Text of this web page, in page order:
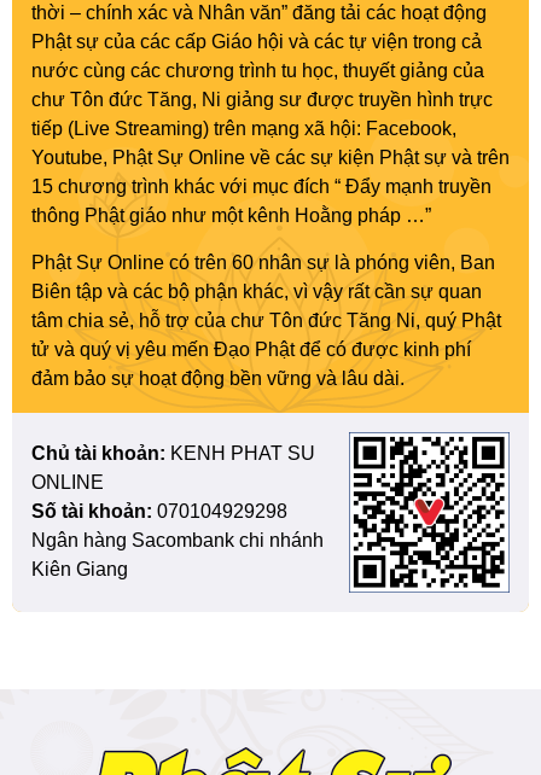
thời – chính xác và Nhân văn” đăng tải các hoạt động
Phật sự của các cấp Giáo hội và các tự viện trong cả
nước cùng các chương trình tu học, thuyết giảng của
chư Tôn đức Tăng, Ni giảng sư được truyền hình trực
tiếp (Live Streaming) trên mạng xã hội: Facebook,
Youtube, Phật Sự Online về các sự kiện Phật sự và trên
15 chương trình khác với mục đích “ Đẩy mạnh truyền
thông Phật giáo như một kênh Hoằng pháp …”
Phật Sự Online có trên 60 nhân sự là phóng viên, Ban
Biên tập và các bộ phận khác, vì vậy rất cần sự quan
tâm chia sẻ, hỗ trợ của chư Tôn đức Tăng Ni, quý Phật
tử và quý vị yêu mến Đạo Phật để có được kinh phí
đảm bảo sự hoạt động bền vững và lâu dài.
Chủ tài khoản: KENH PHAT SU
ONLINE
Số tài khoản: 070104929298
Ngân hàng Sacombank chi nhánh
Kiên Giang